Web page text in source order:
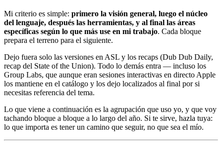
Mi criterio es simple: primero la visión general, luego el núcleo
del lenguaje, después las herramientas, y al final las áreas
específicas según lo que más use en mi trabajo. Cada bloque
prepara el terreno para el siguiente.
Dejo fuera solo las versiones en ASL y los recaps (Dub Dub Daily,
recap del State of the Union). Todo lo demás entra — incluso los
Group Labs, que aunque eran sesiones interactivas en directo Apple
los mantiene en el catálogo y los dejo localizados al final por si
necesitas referencia del tema.
Lo que viene a continuación es la agrupación que uso yo, y que voy
tachando bloque a bloque a lo largo del año. Si te sirve, hazla tuya:
lo que importa es tener un camino que seguir, no que sea el mío.